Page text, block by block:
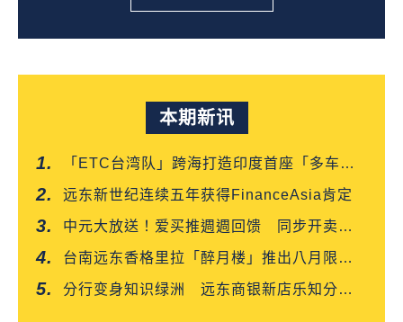
本期新讯
「ETC台湾队」跨海打造印度首座「多车道
自由流」电子收费系统正式通车
远东新世纪连续五年获得FinanceAsia肯定
中元大放送！爱买推週週回馈 同步开卖白
沙屯妈平安箱
台南远东香格里拉「醉月楼」推出八月限定
「功夫新菜尝鲜优惠」
分行变身知识绿洲 远东商银新店乐知分行